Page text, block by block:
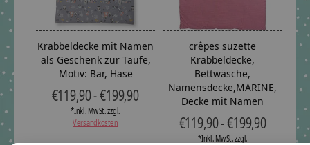
Krabbeldecke mit Namen
als Geschenk zur Taufe,
Motiv: Bär, Hase
€119,90 - €199,90
*Inkl. MwSt. zzgl.
Versandkosten
crêpes suzette
Krabbeldecke,
Bettwäsche,
Namensdecke,MARINE,
Decke mit Namen
€119,90 - €199,90
*Inkl. MwSt. zzgl.